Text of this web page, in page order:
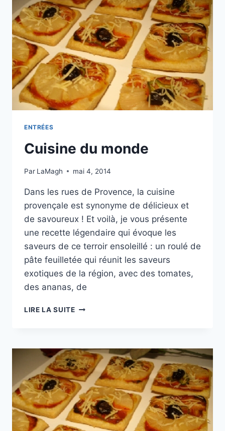
ENTRÉES
Cuisine du monde
Par LaMagh mai 4, 2014
Dans les rues de Provence, la cuisine
provençale est synonyme de délicieux et
de savoureux ! Et voilà, je vous présente
une recette légendaire qui évoque les
saveurs de ce terroir ensoleillé : un roulé de
pâte feuilletée qui réunit les saveurs
exotiques de la région, avec des tomates,
des ananas, de
LIRE LA SUITECUISINE